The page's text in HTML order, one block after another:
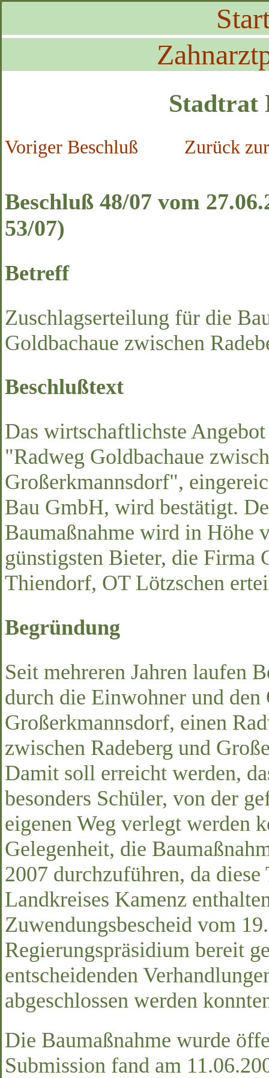
Stadtrat
Voriger Beschluß Zurück
Beschluß 48/07 vom
53/07)
Betreff
Zuschlagserteilung für die
Goldbachaue zwischen
Beschlußtext
Das wirtschaftlichste
"Radweg Goldbachaue
Großerkmannsdorf",
Bau GmbH, wird bestätigt.
Baumaßnahme wird in Höhe
günstigsten Bieter, die Firma
Thiendorf, OT Lötzschen
Begründung
Seit mehreren Jahren laufen
durch die Einwohner und den
Großerkmannsdorf, einen
zwischen Radeberg und
Damit soll erreicht werden,
besonders Schüler, von der
eigenen Weg verlegt werden
Gelegenheit, die
2007 durchzuführen, da
Landkreises Kamenz
Zuwendungsbescheid vom
Regierungspräsidium bereit
entscheidenden
abgeschlossen werden
Die Baumaßnahme wurde
Submission fand am